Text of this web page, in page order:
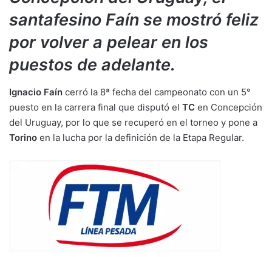
santafesino Faín se mostró feliz
por volver a pelear en los
puestos de adelante.
Ignacio Faín cerró la 8ª fecha del campeonato con un 5°
puesto en la carrera final que disputó el TC en Concepción
del Uruguay, por lo que se recuperó en el torneo y pone a
Torino en la lucha por la definición de la Etapa Regular.